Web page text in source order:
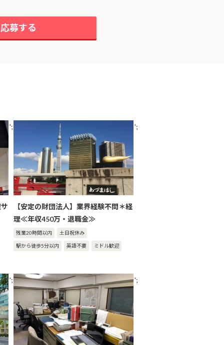
募する
';
【安定の財団法人】業界経験不問＊経
理≪年収450万・退職金≫
残業20時間以内 土日祝休み
駅から徒歩5分以内 英語不要 ミドル歓迎
';
'; ';